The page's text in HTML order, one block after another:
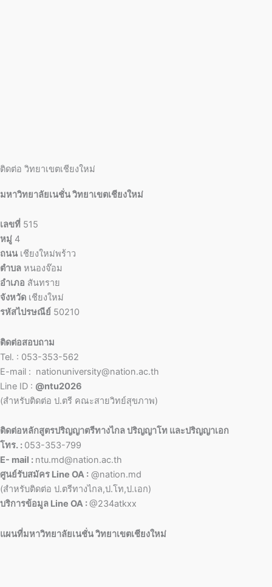
ติดต่อ วิทยาเขตเชียงใหม่
มหาวิทยาลัยเนชั่น วิทยาเขตเชียงใหม่
เลขที่ 515
หมู่ 4
ถนน เชียงใหม่พร้าว
ตำบล หนองจ๊อม
อำเภอ สันทราย
จังหวัด เชียงใหม่
รหัสไปรษณีย์ 50210
ติดต่อสอบถาม
Tel. : 053-353-562
E-mail : nationuniversity@nation.ac.th
Line ID : @ntu2026
(สำหรับติดต่อ ป.ตรี คณะสายวิทย์สุขภาพ)
ติดต่อหลักสูตรปริญญาตรีทางไกล ปริญญาโท และปริญญาเอก
โทร. : 053-353-799
E- mail : ntu.md@nation.ac.th
ศูนย์รับสมัคร Line OA : @nation.md
(สำหรับติดต่อ ป.ตรีทางไกล,ป.โท,ป.เอก)
บริการข้อมูล Line OA :@234atkxx
แผนที่มหาวิทยาลัยเนชั่น วิทยาเขตเชียงใหม่